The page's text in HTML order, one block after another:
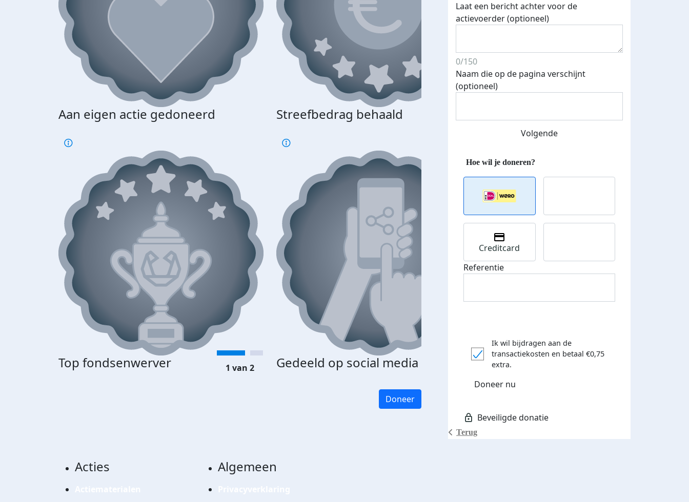
Aan eigen actie gedoneerd Streefbedrag behaald
Top fondsenwerver Gedeeld op social media Donateurs bedankt
1 van 2
Doneer
Laat een bericht achter voor de
actievoerder (optioneel)
0/150
Naam die op de pagina verschijnt
(optioneel)
Volgende
Terug
Creditcard
Referentie
Ik wil bijdragen aan de
transactiekosten en betaal €0,75
extra.
Doneer nu
Acties Algemeen